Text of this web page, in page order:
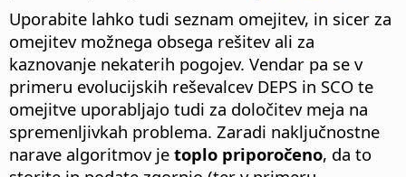
Uporabite lahko tudi seznam omejitev, in sicer za
omejitev možnega obsega rešitev ali za
kaznovanje nekaterih pogojev. Vendar pa se v
primeru evolucijskih reševalcev DEPS in SCO te
omejitve uporabljajo tudi za določitev meja na
spremenljivkah problema. Zaradi naključnostne
narave algoritmov je toplo priporočeno, da to